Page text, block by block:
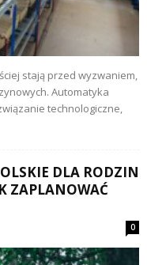
stają przed wyzwaniem,
Automatyka
technologiczne,
DLA RODZIN
ZAPLANOWAĆ
0